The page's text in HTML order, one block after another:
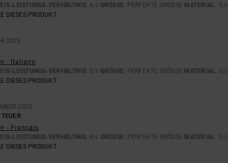
LEISTUNGS-VERHÄLTNIS: 4/5 GRÖSSE : PERFEKTE GRÖSSE MATERIAL: 5/5
DIESES PRODUKT
2025
- Italiano
LEISTUNGS-VERHÄLTNIS: 5/5 GRÖSSE : PERFEKTE GRÖSSE MATERIAL: 5/5
DIESES PRODUKT
2025
- Français
LEISTUNGS-VERHÄLTNIS: 4/5 GRÖSSE : PERFEKTE GRÖSSE MATERIAL: 5/5
DIESES PRODUKT